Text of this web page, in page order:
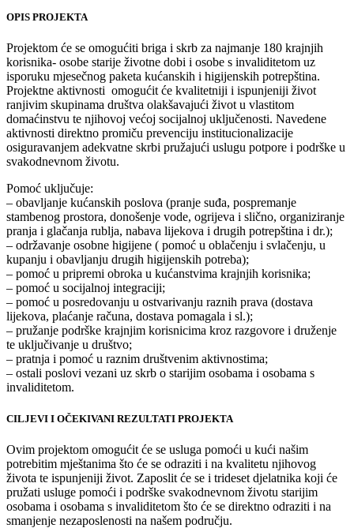
OPIS PROJEKTA
Projektom će se omogućiti briga i skrb za najmanje 180 krajnjih
korisnika- osobe starije životne dobi i osobe s invaliditetom uz
isporuku mjesečnog paketa kućanskih i higijenskih potrepština.
Projektne aktivnosti omogućit će kvalitetniji i ispunjeniji život
ranjivim skupinama društva olakšavajući život u vlastitom
domaćinstvu te njihovoj većoj socijalnoj uključenosti. Navedene
aktivnosti direktno promiču prevenciju institucionalizacije
osiguravanjem adekvatne skrbi pružajući uslugu potpore i podrške u
svakodnevnom životu.
Pomoć uključuje:
– obavljanje kućanskih poslova (pranje suđa, pospremanje
stambenog prostora, donošenje vode, ogrijeva i slično, organiziranje
pranja i glačanja rublja, nabava lijekova i drugih potrepština i dr.);
– održavanje osobne higijene ( pomoć u oblačenju i svlačenju, u
kupanju i obavljanju drugih higijenskih potreba);
– pomoć u pripremi obroka u kućanstvima krajnjih korisnika;
– pomoć u socijalnoj integraciji;
– pomoć u posredovanju u ostvarivanju raznih prava (dostava
lijekova, plaćanje računa, dostava pomagala i sl.);
– pružanje podrške krajnjim korisnicima kroz razgovore i druženje
te uključivanje u društvo;
– pratnja i pomoć u raznim društvenim aktivnostima;
– ostali poslovi vezani uz skrb o starijim osobama i osobama s
invaliditetom.
CILJEVI I OČEKIVANI REZULTATI PROJEKTA
Ovim projektom omogućit će se usluga pomoći u kući našim
potrebitim mještanima što će se odraziti i na kvalitetu njihovog
života te ispunjeniji život. Zaposlit će se i trideset djelatnika koji će
pružati usluge pomoći i podrške svakodnevnom životu starijim
osobama i osobama s invaliditetom što će se direktno odraziti i na
smanjenje nezaposlenosti na našem području.